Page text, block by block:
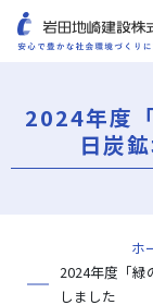
企業情報
ごあいさつ
ミッション・
会社概要
組織図
役員一覧
沿革
岩田地崎の歴史
事業所一覧
関連会社
プレスリリース
財務情報
岩田地崎建設
3分でわかる岩
年代から探す
地域別で探す
用途区分から
GISマップシス
Niseko Project
プロジェクト
技術・ソリュー
技術
ソリューション
採用情報
2024年度
日炭
ホ
2024年度「緑
しました